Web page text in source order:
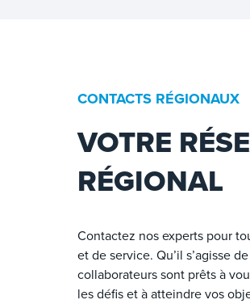
CONTACTS RÉGIONAUX
VOTRE
RÉGIONAL
Contactez nos experts pour
et de service. Qu’il s’agisse
collaborateurs sont prêts à
les défis et à atteindre vos